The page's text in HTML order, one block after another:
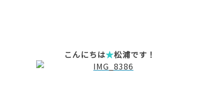
こんにちは★松浦です！